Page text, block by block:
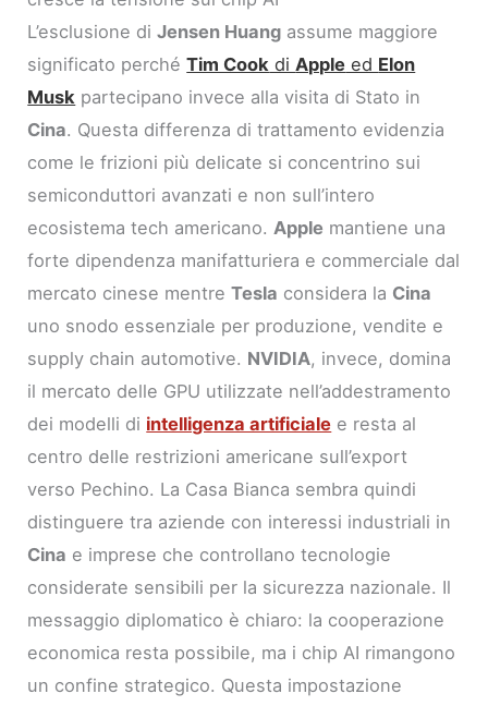
L’esclusione diJensen Huang assume maggiore
significato perchéTim Cook diApple ed Elon
Musk partecipano invece alla visita di Stato in
Cina. Questa differenza di trattamento evidenzia
come le frizioni più delicate si concentrino sui
semiconduttori avanzati e non sull’intero
ecosistema tech americano. Apple mantiene una
forte dipendenza manifatturiera e commerciale dal
mercato cinese mentreTesla considera la Cina
uno snodo essenziale per produzione, vendite e
supply chain automotive. NVIDIA, invece, domina
il mercato delle GPU utilizzate nell’addestramento
dei modelli di intelligenza artificiale e resta al
centro delle restrizioni americane sull’export
verso Pechino. La Casa Bianca sembra quindi
distinguere tra aziende con interessi industriali in
Cina e imprese che controllano tecnologie
considerate sensibili per la sicurezza nazionale. Il
messaggio diplomatico è chiaro: la cooperazione
economica resta possibile, ma i chip AI rimangono
un confine strategico. Questa impostazione